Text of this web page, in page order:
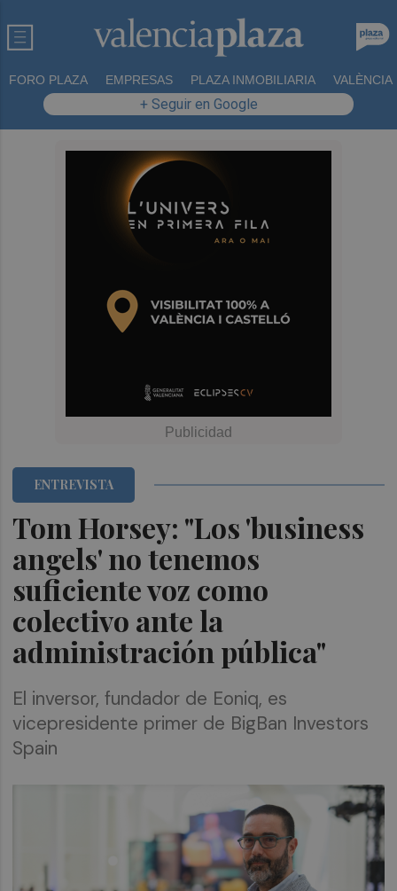
FORO PLAZA EMPRESAS PLAZA INMOBILIARIA VALÈNCIA
+ Seguir en Google
Tom Horsey: "Los 'business
angels' no tenemos
suficiente voz como
colectivo ante la
administración pública"
ENTREVISTA
El inversor, fundador de Eoniq, es
vicepresidente primer de BigBan Investors
Spain